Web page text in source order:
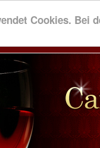
Cookies. Bei